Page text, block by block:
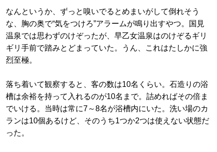
なんというか、ずっと嗅いでるとめまいがして倒れそう
な、胸の奥で“気をつけろ”アラームが鳴り出すやつ。国見
温泉では思わずのけぞったが、早乙女温泉はのけぞるギリ
ギリ手前で踏みとどまっていた。うん、これはたしかに強
烈至極。
落ち着いて観察すると、客の数は10名くらい。石造りの浴
槽は余裕を持って入れるのが10名まで。詰めればその倍ま
でいける。当時は常に7～8名が浴槽内にいた。洗い場のカ
ランは10個あるけど、そのうち1つか2つは使えない状態だ
った。